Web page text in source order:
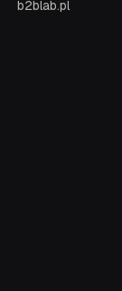
b2blab.pl